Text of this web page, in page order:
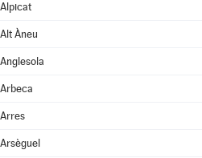
Alpicat
Alt Àneu
Anglesola
Arbeca
Arres
Arsèguel